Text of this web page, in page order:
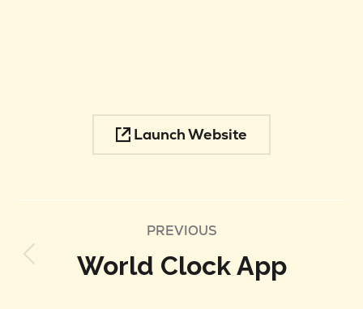
Launch Website
Project
navigation
PREVIOUS
Previous
World Clock App